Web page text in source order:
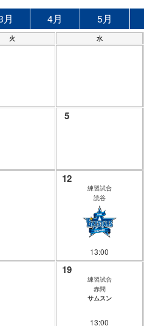
月 4月 5月
火 水
5
12
練習試合
読谷
13:00
19
練習試合
赤間
サムスン
13:00